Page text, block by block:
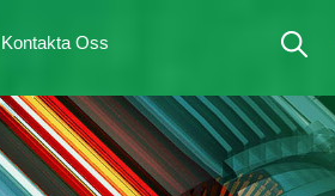
Kontakta Oss